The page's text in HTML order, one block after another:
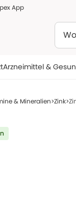
App
Arzneimittel &
& Mineralien Zink